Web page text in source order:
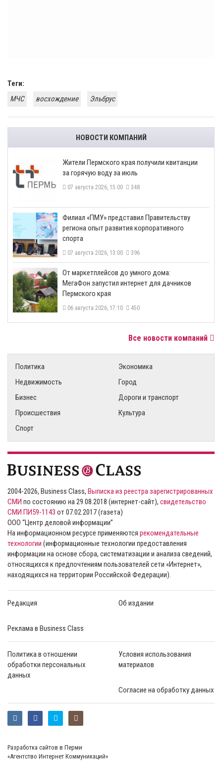
Теги:
МЧС
восхождение Эльбрус
НОВОСТИ КОМПАНИЙ
​Жители Пермского края получили квитанции
за горячую воду за июль
07 августа 2026, 15:00 348
​Филиал «ПМУ» представил Правительству
региона опыт развития корпоративного
спорта
07 августа 2026, 13:00 396
От маркетплейсов до умного дома:
МегаФон запустил интернет для дачников
Пермского края
06 августа 2026, 17:10 450
Все новости компаний
Политика
Экономика
Недвижимость
Город
Бизнес
Дороги и транспорт
Происшествия
Культура
Спорт
2004-2026, Business Class, Выписка из реестра зарегистрированных
СМИ по состоянию на 29.08.2018 (интернет-сайт), свидетельство
СМИ ПИ59-1143 от 07.02.2017 (газета)
ООО “Центр деловой информации”
На информационном ресурсе применяются рекомендательные
технологии (информационные технологии предоставления
информации на основе сбора, систематизации и анализа сведений,
относящихся к предпочтениям пользователей сети «Интернет»,
находящихся на территории Российской Федерации).
Редакция Об издании
Реклама в Business Class
Политика в отношении
обработки персональных
данных
Условия использования
материалов
Согласие на обработку данных
Разработка сайтов в Перми
«Агентство Интернет Коммуникаций»